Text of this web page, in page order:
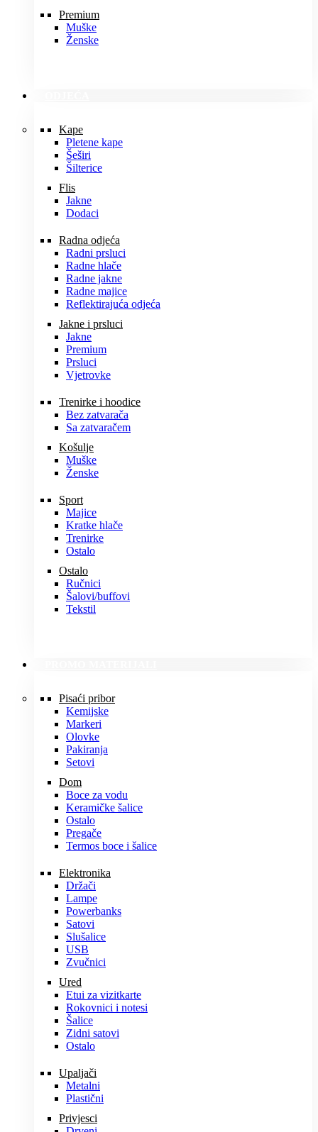
Premium
Muške
Ženske
Kape
Pletene kape
Šeširi
Šilterice
Flis
Jakne
Dodaci
Radna odjeća
Radni prsluci
Radne hlače
Radne jakne
Radne majice
Reflektirajuća odjeća
Jakne i prsluci
Jakne
Premium
Prsluci
Vjetrovke
Trenirke i hoodice
Bez zatvarača
Sa zatvaračem
Košulje
Muške
Ženske
Sport
Majice
Kratke hlače
Trenirke
Ostalo
Ostalo
Ručnici
Šalovi/buffovi
Tekstil
Pisaći pribor
Kemijske
Markeri
Olovke
Pakiranja
Setovi
Dom
Boce za vodu
Keramičke šalice
Ostalo
Pregače
Termos boce i šalice
Elektronika
Držači
Lampe
Powerbanks
Satovi
Slušalice
USB
Zvučnici
Ured
Etui za vizitkarte
Rokovnici i notesi
Šalice
Zidni satovi
Ostalo
Upaljači
Metalni
Plastični
Privjesci